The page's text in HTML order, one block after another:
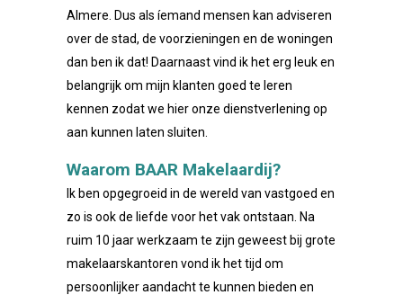
Almere. Dus als íemand mensen kan adviseren
over de stad, de voorzieningen en de woningen
dan ben ik dat! Daarnaast vind ik het erg leuk en
belangrijk om mijn klanten goed te leren
kennen zodat we hier onze dienstverlening op
aan kunnen laten sluiten.
Waarom BAAR Makelaardij?
Ik ben opgegroeid in de wereld van vastgoed en
zo is ook de liefde voor het vak ontstaan. Na
ruim 10 jaar werkzaam te zijn geweest bij grote
makelaarskantoren vond ik het tijd om
persoonlijker aandacht te kunnen bieden en